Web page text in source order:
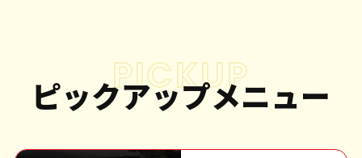
PICKUP
ピックアップメニュー